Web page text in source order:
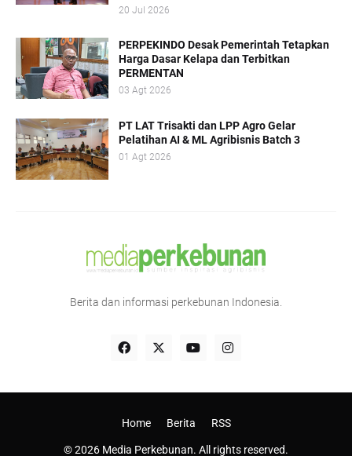
20 Jul 2026
PERPEKINDO Desak Pemerintah Tetapkan
Harga Dasar Kelapa dan Terbitkan
PERMENTAN
03 Agt 2026
PT LAT Trisakti dan LPP Agro Gelar
Pelatihan AI & ML Agribisnis Batch 3
01 Agt 2026
Berita dan informasi perkebunan Indonesia.
© 2026 Media Perkebunan. All rights reserved.
Home Berita RSS